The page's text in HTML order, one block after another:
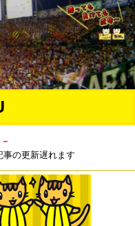
事の更新遅れます